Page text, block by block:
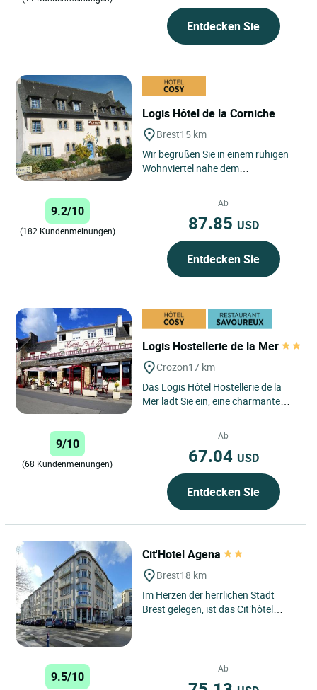
Entdecken Sie
Logis Hôtel de la Corniche
Brest15 km
Wir begrüßen Sie in einem ruhigen
Wohnviertel nahe dem
bretonischen und von Grün
9.2/10
(182 Kundenmeinungen)
Ab
87.85 USD
Entdecken Sie
Logis Hostellerie de la Mer
Crozon17 km
Das Logis Hôtel Hostellerie de la
Mer lädt Sie ein, eine charmante
Crozon in der Bretagne...
9/10
(68 Kundenmeinungen)
Ab
67.04 USD
Entdecken Sie
Cit'Hotel Agena
Brest18 km
Im Herzen der herrlichen Stadt
Brest gelegen, ist das Cit’hôtel
9.5/10
Ab